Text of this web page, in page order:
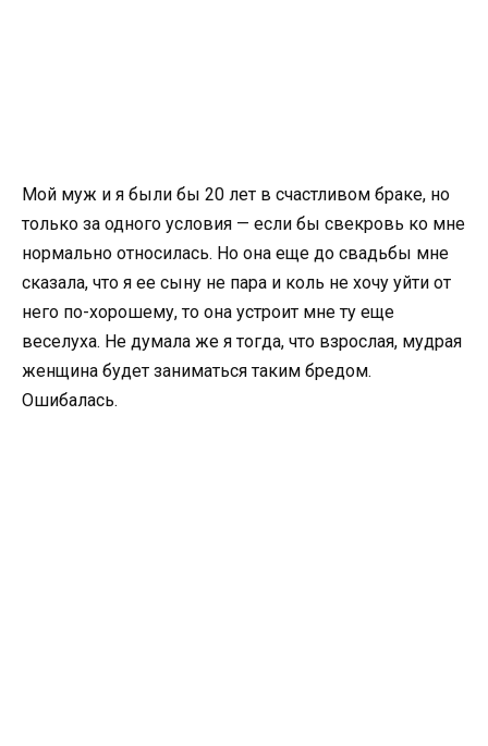
Мой муж и я были бы 20 лет в счастливом браке, но
только за одного условия — если бы свекровь ко мне
нормально относилась. Но она еще до свадьбы мне
сказала, что я ее сыну не пара и коль не хочу уйти от
него по-хорошему, то она устроит мне ту еще
веселуха. Не думала же я тогда, что взрослая, мудрая
женщина будет заниматься таким бредом.
Ошибалась.